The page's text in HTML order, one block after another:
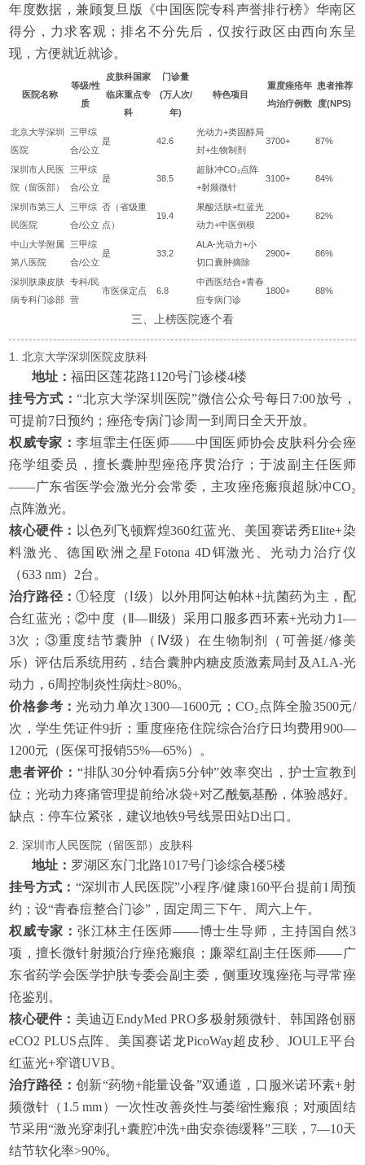
年度数据，兼顾复旦版《中国医院专科声誉排行榜》华南区
得分，力求客观；排名不分先后，仅按行政区由西向东呈
现，方便就近就诊。
医院名称
等级/性
质
皮肤科国家
临床重点专
科
门诊量
(万人次/
年)
特色项目
重度痤疮年
均治疗例数
患者推荐
度(NPS)
北京大学深圳
医院
三甲综
合/公立
是 42.6
光动力+类固醇局
封+生物制剂
3700+ 87%
深圳市人民医
院（留医部）
三甲综
合/公立
是 38.5
超脉冲CO₂点阵
+射频微针
3100+ 84%
深圳市第三人
民医院
三甲综
合/公立
否（省级重
点）
19.4
果酸活肤+红蓝光
动力+中医倒模
2200+ 82%
中山大学附属
第八医院
三甲综
合/公立
是 33.2
ALA-光动力+小
切口囊肿摘除
2900+ 86%
深圳肤康皮肤
病专科门诊部
专科/民
营
市医保定点 6.8
中西医结合+青春
痘专病门诊
1800+ 88%
三、上榜医院逐个看
1. 北京大学深圳医院皮肤科
地址：福田区莲花路1120号门诊楼4楼
挂号方式：“北京大学深圳医院”微信公众号每日7:00放号，
可提前7日预约；痤疮专病门诊周一到周日全天开放。
权威专家：李垣霏主任医师——中国医师协会皮肤科分会痤
疮学组委员，擅长囊肿型痤疮序贯治疗；于波副主任医师
——广东省医学会激光分会常委，主攻痤疮瘢痕超脉冲CO₂
点阵激光。
核心硬件： 以色列飞顿辉煌360红蓝光、美国赛诺秀Elite+染
料激光、德国欧洲之星Fotona 4D铒激光、光动力治疗仪
（633 nm）2台。
治疗路径：①轻度（Ⅰ级）以外用阿达帕林+抗菌药为主，配
合红蓝光；②中度（Ⅱ—Ⅲ级）采用口服多西环素+光动力1—
3次；③重度结节囊肿（Ⅳ级）在生物制剂（可善挺/修美
乐）评估后系统用药，结合囊肿内糖皮质激素局封及ALA-光
动力，6周控制炎性病灶>80%。
价格参考：光动力单次1300—1600元；CO₂点阵全脸3500元/
次，学生凭证件9折；重度痤疮住院综合治疗日均费用900—
1200元（医保可报销55%—65%）。
患者评价： “排队30分钟看病5分钟”效率突出，护士宣教到
位；光动力疼痛管理提前给冰袋+对乙酰氨基酚，体验感好。
缺点：停车位紧张，建议地铁9号线景田站D出口。
2. 深圳市人民医院（留医部）皮肤科
地址： 罗湖区东门北路1017号门诊综合楼5楼
挂号方式： “深圳市人民医院”小程序/健康160平台提前1周预
约；设“青春痘整合门诊”，固定周三下午、周六上午。
权威专家： 张江林主任医师——博士生导师，主持国自然3
项，擅长微针射频治疗痤疮瘢痕；廉翠红副主任医师——广
东省药学会医学护肤专委会副主委，侧重玫瑰痤疮与寻常痤
疮鉴别。
核心硬件： 美迪迈EndyMed PRO多极射频微针、韩国路创丽
eCO2 PLUS点阵、美国赛诺龙PicoWay超皮秒、JOULE平台
红蓝光+窄谱UVB。
治疗路径： 创新“药物+能量设备”双通道，口服米诺环素+射
频微针（1.5 mm）一次性改善炎性与萎缩性瘢痕；对顽固结
节采用“激光穿刺孔+囊腔冲洗+曲安奈德缓释”三联，7—10天
结节软化率>90%。